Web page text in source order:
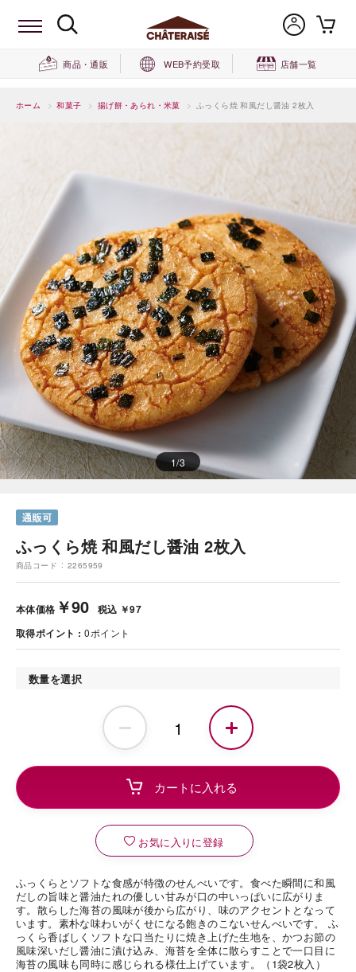
商品・通販 WEB予約受取 店舗一覧
ホーム > 和菓子 > 揚げ餅・あられ・米菓 > ふっくら焼 和風だし醤油 2枚入
1/3
ふっくら焼 和風だし醤油 2枚入
商品コード 2265959
本体価格 ￥90
税込 ￥97
取得ポイント
0ポイント
数量を選択
お気に入りに登録
ふっくらとソフトな食感が特徴のせんべいです。食べた瞬間に和風
だしの旨味と醤油たれの優しい甘みが口の中いっぱいに広がりま
す。散らした海苔の風味が後から広がり、味のアクセントとなって
います。素朴な味わいがくせになる飽きのこないせんべいです。 ふ
っくら香ばしくソフトな口当たりに焼き上げた生地を、かつお節の
風味深いだし醤油に漬け込み、海苔を全体に散らすことで一口目に
海苔の風味も同時に感じられる様仕上げています。（1袋2枚入）